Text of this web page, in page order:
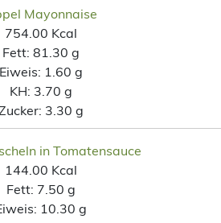
Mayonnaise
754.00 Kcal
Fett: 81.30 g
Eiweis: 1.60 g
KH: 3.70 g
3.30 g
in Tomatensauce
144.00 Kcal
Fett: 7.50 g
10.30 g